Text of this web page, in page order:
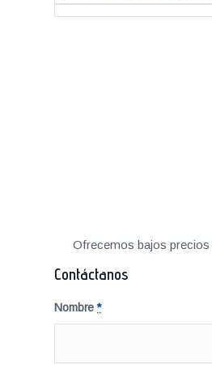
Ofrecemos bajos
Contáctanos
Nombre*